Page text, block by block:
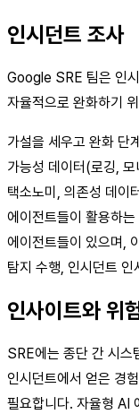
인시던트 조사
Google SRE 팀은 인
자율적으로 완화하기
가설을 세우고 완화 단
가능성 데이터(로깅,
택소노미, 의존성 데이
에이전트들이 활용하
에이전트들이 있으며,
탐지 수행, 인시던트
인사이트와 위
SRE에는 종단 간 시스
인시던트에서 얻은 경
필요합니다. 자율형 AI